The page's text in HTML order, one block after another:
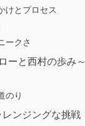
けとプロセス
ークさ
ーと西村の歩み～
のり
ンジングな挑戦